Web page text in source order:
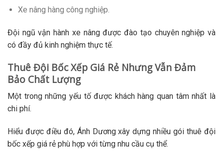
Xe nâng hàng công nghiệp.
Đội ngũ vận hành xe nâng được đào tạo chuyên nghiệp và
có đầy đủ kinh nghiệm thực tế.
Thuê Đội Bốc Xếp Giá Rẻ Nhưng Vẫn Đảm
Bảo Chất Lượng
Một trong những yếu tố được khách hàng quan tâm nhất là
chi phí.
Hiểu được điều đó, Ánh Dương xây dựng nhiều gói thuê đội
bốc xếp giá rẻ phù hợp với từng nhu cầu cụ thể.